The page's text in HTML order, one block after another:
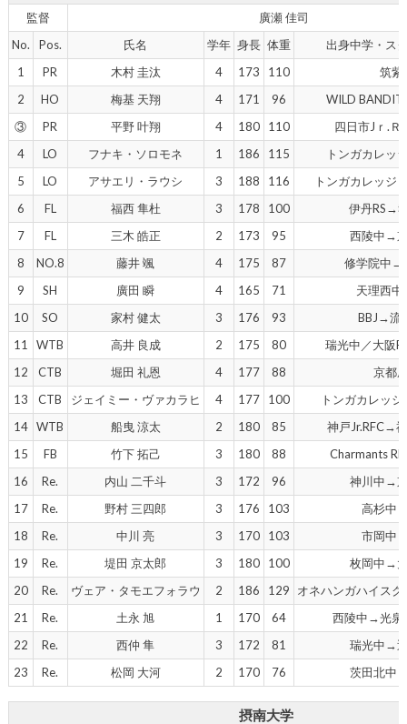
監督
廣瀬 佳司
No.
Pos. 氏名 学年 身長 体重
出身中学・ス
1
PR 木村 圭汰 4 173 110
筑紫
2
HO 梅基 天翔 4 171 96
WILD
③
PR 平野 叶翔 4 180 110
四日市Jｒ.
4
LO フナキ・ソロモネ 1 186 115
トンガカレッ
5
LO アサエリ・ラウシ 3 188 116
トンガカレッジ
6
FL 福西 隼杜 3 178 100
伊丹RS→
7
FL 三木 皓正 2 173 95
西陵中→
8
NO.8 藤井 颯 4 175 87
修学院中→
9
SH 廣田 瞬 4 165 71
天理西
10
SO 家村 健太 3 176 93
BBJ→流
11
WTB 高井 良成 2 175 80
瑞光中／大阪
12
CTB 堀田 礼恩 4 177 88
京都
13
CTB ジェイミー・ヴァカラヒ 4 177 100
トンガカレッ
14 WTB 船曳 涼太 2 180 85
神戸Jr.RFC→
15
FB 竹下 拓己 3 180 88
Charmants
16
Re. 内山 二千斗 3 172 96
神川中→
17
Re. 野村 三四郎 3 176 103
高杉中
18
Re. 中川 亮 3 170 103
市岡中
19
Re. 堤田 京太郎 3 180 100
枚岡中→
20
Re. ヴェア・タモエフォラウ 2 186 129
オネハンガハイス
21
Re. 土永 旭 1 170 64
西陵中→光泉
22
Re. 西仲 隼 3 172 81
瑞光中→
23
Re. 松岡 大河 2 170 76 茨田北中
摂南大学